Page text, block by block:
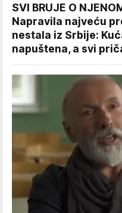
SVI BRUJE O
Napravila najveću
nestala iz Srbije:
napuštena, a svi